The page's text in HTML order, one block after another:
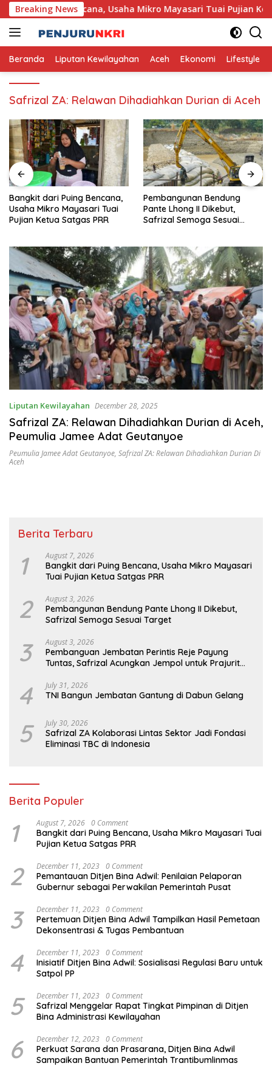
Skip
to
content
Breaking News
dari Puing Bencana, Usaha Mikro Mayasari Tuai Pujian Ketua
Beranda Liputan Kewilayahan Aceh Ekonomi Lifestyle
Safrizal ZA: Relawan Dihadiahkan Durian di Aceh
Bangkit dari Puing Bencana,
Usaha Mikro Mayasari Tuai
Pujian Ketua Satgas PRR
Pembangunan Bendung
Pante Lhong II Dikebut,
Safrizal Semoga Sesuai
Liputan Kewilayahan December 28, 2025
Safrizal ZA: Relawan Dihadiahkan Durian di Aceh,
Peumulia Jamee Adat Geutanyoe
Peumulia Jamee Adat Geutanyoe, Safrizal ZA: Relawan Dihadiahkan Durian Di
Aceh
Berita Terbaru
1 August 7, 2026
Bangkit dari Puing Bencana, Usaha Mikro Mayasari
Tuai Pujian Ketua Satgas PRR
2 August 3, 2026
Pembangunan Bendung Pante Lhong II Dikebut,
Safrizal Semoga Sesuai Target
3 August 3, 2026
Pembanguan Jembatan Perintis Reje Payung
Tuntas, Safrizal Acungkan Jempol untuk Prajurit
4 July 31, 2026
TNI Bangun Jembatan Gantung di Dabun Gelang
5 July 30, 2026
Safrizal ZA Kolaborasi Lintas Sektor Jadi Fondasi
Eliminasi TBC di Indonesia
Berita Populer
1 August 7, 2026 0 Comment
Bangkit dari Puing Bencana, Usaha Mikro Mayasari Tuai
Pujian Ketua Satgas PRR
2 December 11, 2023 0 Comment
Pemantauan Ditjen Bina Adwil: Penilaian Pelaporan
Gubernur sebagai Perwakilan Pemerintah Pusat
3 December 11, 2023 0 Comment
Pertemuan Ditjen Bina Adwil Tampilkan Hasil Pemetaan
Dekonsentrasi & Tugas Pembantuan
4 December 11, 2023 0 Comment
Inisiatif Ditjen Bina Adwil: Sosialisasi Regulasi Baru untuk
Satpol PP
5 December 11, 2023 0 Comment
Safrizal Menggelar Rapat Tingkat Pimpinan di Ditjen
Bina Administrasi Kewilayahan
6 December 12, 2023 0 Comment
Perkuat Sarana dan Prasarana, Ditjen Bina Adwil
Sampaikan Bantuan Pemerintah Trantibumlinmas